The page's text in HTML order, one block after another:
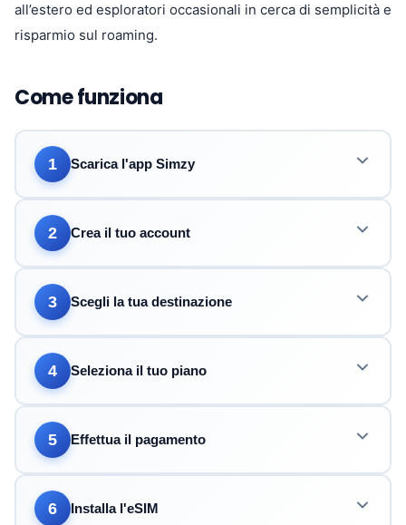
all’estero ed esploratori occasionali in cerca di semplicità e
risparmio sul roaming.
Come funziona
1 Scarica l'app Simzy
2 Crea il tuo account
3 Scegli la tua destinazione
4 Seleziona il tuo piano
5 Effettua il pagamento
6 Installa l'eSIM